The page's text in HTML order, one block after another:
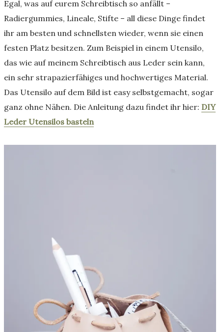
Egal, was auf eurem Schreibtisch so anfällt –
Radiergummies, Lineale, Stifte – all diese Dinge findet
ihr am besten und schnellsten wieder, wenn sie einen
festen Platz besitzen. Zum Beispiel in einem Utensilo,
das wie auf meinem Schreibtisch aus Leder sein kann,
ein sehr strapazierfähiges und hochwertiges Material.
Das Utensilo auf dem Bild ist easy selbstgemacht, sogar
ganz ohne Nähen. Die Anleitung dazu findet ihr hier: DIY
Leder Utensilos basteln